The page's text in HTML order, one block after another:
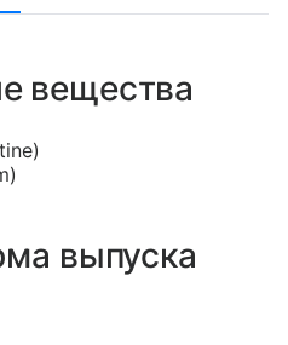
вещества
выпуска